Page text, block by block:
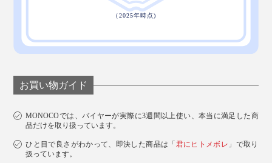
お買い物ガイド
MONOCOでは、バイヤーが実際に3週間以上使い、本当に満足した商
品だけを取り扱っています。
ひと目で良さがわかって、即決した商品は「君にヒトメボレ 」で取り
扱っています。